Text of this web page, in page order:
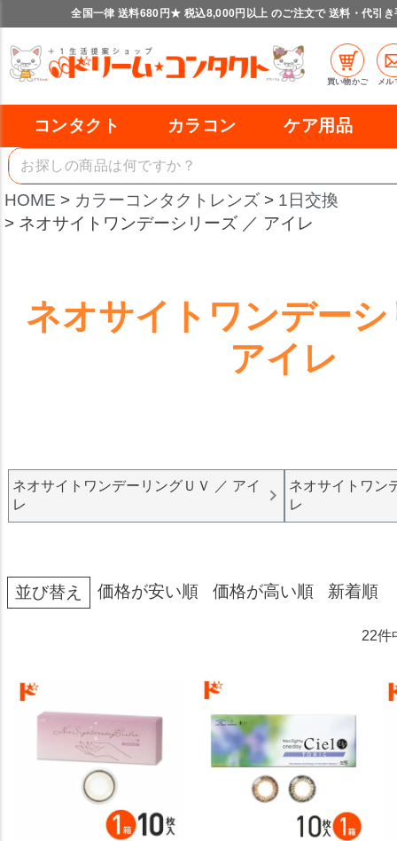
全国一律 送料680円★ 税込8,000円以上 のご注文で 送料・代引き
買い物かご メル
コンタクト カラコン ケア用品
HOME カラーコンタクトレンズ
1日交換
ネオサイトワンデーシリーズ ／ アイレ
ネオサイトワンデー
アイレ
ネオサイトワンデーリングＵＶ ／ アイ
レ
ネオサイトワン
レ
並び替え 価格が安い順 価格が高い順 新着順
22件